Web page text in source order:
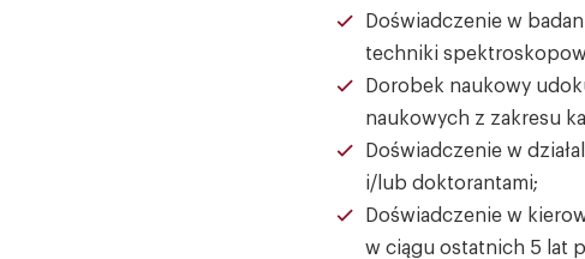
Doświadczenie w
techniki
Dorobek naukowy
naukowych z zakresu
Doświadczenie w
i/lub doktorantami;
Doświadczenie w
w ciągu ostatnich 5 lat